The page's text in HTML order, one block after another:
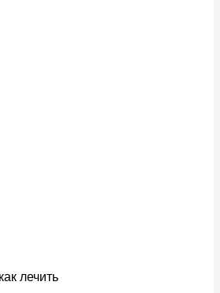
лечить